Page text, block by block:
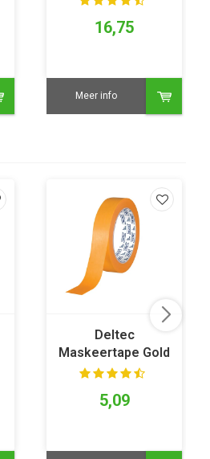
16,75
Meer info
Deltec
Maskeertape Gold
5,09